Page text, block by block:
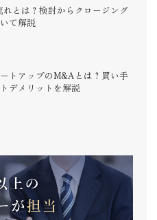
とは？検討からクロージング
て解説
ートアップのM&Aとは？買い手
デメリットを解説